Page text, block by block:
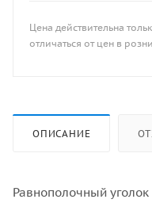
Цена действительна
отличаться от цен в
ОПИСАНИЕ
Равнополочный